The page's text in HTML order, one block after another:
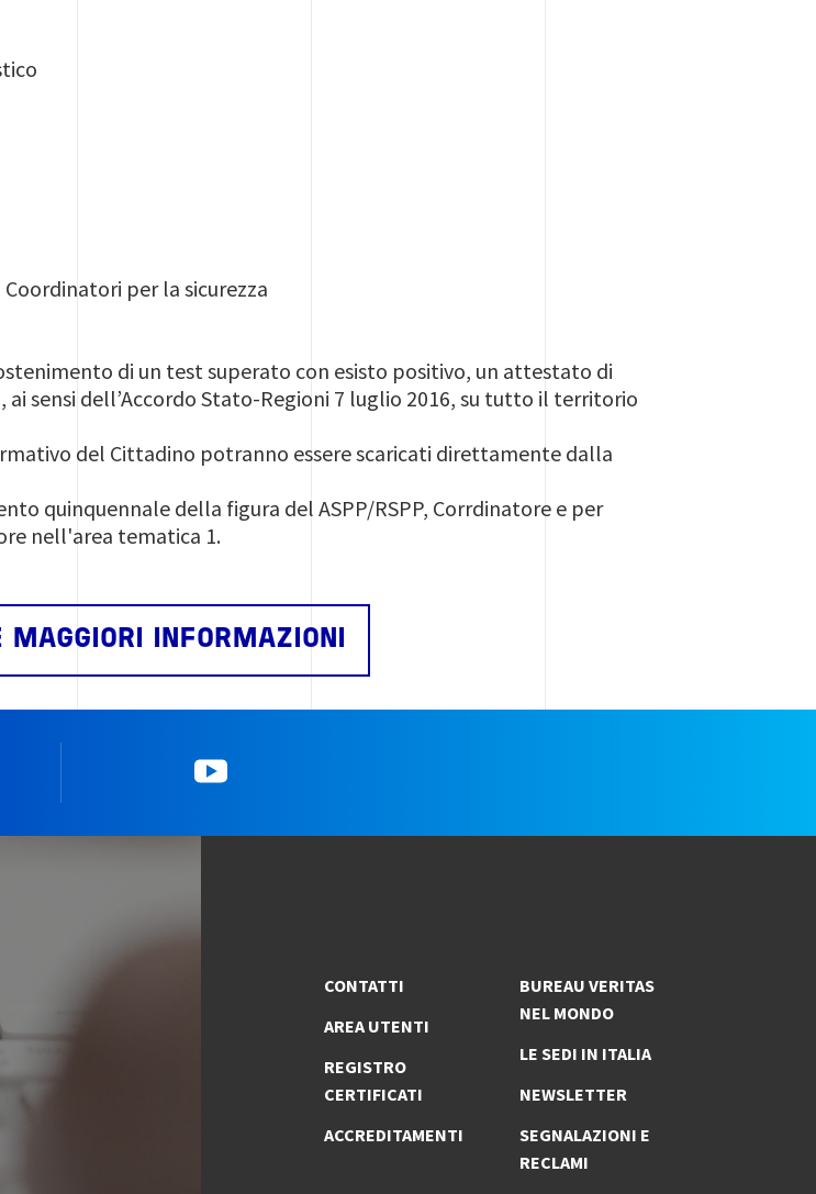
per la sicurezza
di un test superato con esisto positivo, un attestato di
sensi dell’Accordo Stato-Regioni 7 luglio 2016, su tutto il territorio
del Cittadino potranno essere scaricati direttamente dalla
quinquennale della figura del ASPP/RSPP, Corrdinatore e per
nell'area tematica 1.
MAGGIORI INFORMAZIONI
CONTATTI
AREA UTENTI
REGISTRO
CERTIFICATI
ACCREDITAMENTI
BUREAU VERITAS
NEL MONDO
LE SEDI IN ITALIA
NEWSLETTER
SEGNALAZIONI E
RECLAMI